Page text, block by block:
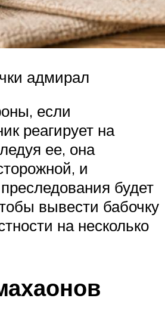
адмирал
если
реагирует на
ее, она
и
будет
вывести бабочку
на несколько